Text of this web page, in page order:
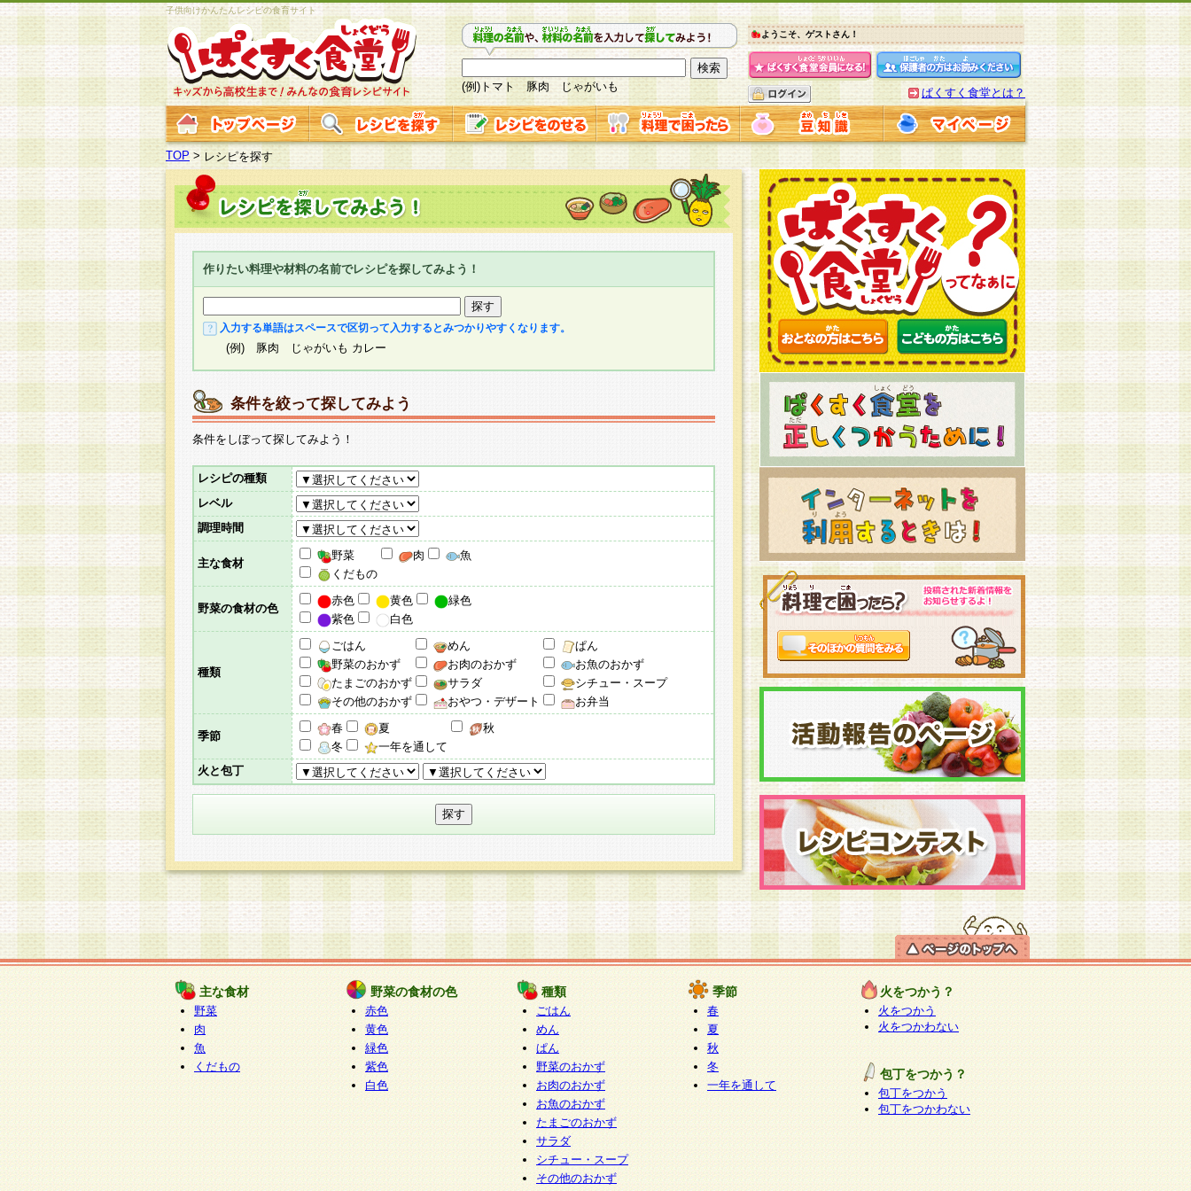
子供向けかんたんレシピの食育サイト
(例)トマト 豚肉 じゃがいも
ようこそ、ゲストさん！
ぱくすく食堂とは？
TOP >レシピを探す
作りたい料理や材料の名前でレシピを探してみよう！
入力する単語はスペースで区切って入力するとみつかりやすくなります。
(例) 豚肉 じゃがいも カレー
条件を絞って探してみよう
条件をしぼって探してみよう！
レシピの種類
レベル
調理時間
主な食材
野菜 肉
魚
くだもの
野菜の食材の色
赤色 黄色
緑色
紫色
白色
種類
ごはん めん
ぱん
野菜のおかず
お肉のおかず
お魚のおかず
たまごのおかず
サラダ
シチュー・スープ
その他のおかず
おやつ・デザート お弁当
季節
春 夏
秋
冬
一年を通して
火と包丁
主な食材
野菜
肉
魚
くだもの
野菜の食材の色
赤色
黄色
緑色
紫色
白色
種類
ごはん
めん
ぱん
野菜のおかず
お肉のおかず
お魚のおかず
たまごのおかず
サラダ
シチュー・スープ
その他のおかず
季節
春
夏
秋
冬
一年を通して
火をつかう？
火をつかう
火をつかわない
包丁をつかう？
包丁をつかう
包丁をつかわない